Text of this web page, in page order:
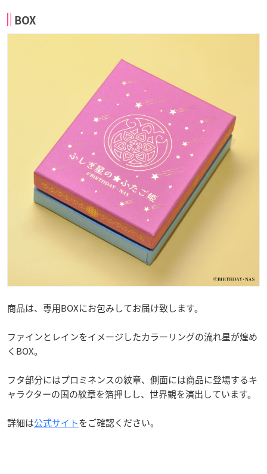
BOX
商品は、専用BOXにお包みしてお届け致します。
ファインとレインをイメージしたカラーリングの流れ星が煌め
くBOX。
フタ部分にはプロミネンスの紋章、側面には商品に登場するキ
ャラクターの国の紋章を箔押しし、世界観を演出しています。
詳細は公式サイトをご確認ください。